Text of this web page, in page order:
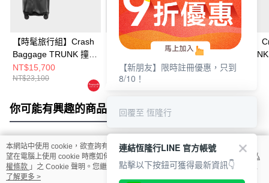
【時髦旅行組】Crash
Baggage TRUNK 撞擊
行李箱 32 吋
+CROSSBODY 輕撞擊
NT$15,700
NT$23,100
【Crash Baggage】
CROSSBODY 輕撞擊
斜背包
NT$3,280
NT$5,300
【夏季出遊組】
Baggage
行李箱 32 吋 紫
NT$15,700
你可能有興趣的商品 全站排行
熱門標籤
本網站中使用 cookie，欲查詢有關本網站使用 cookie 方式之詳情，及若您不希
望在電腦上使用 cookie 時應如何變更電腦的 cookie 設定，請參閱本網站「
隱私
權條款 」之 Cookie 聲明。您繼續使用本網站即表示您同意本公司得按本網站使
用條款之 Cookie 聲明使用 cookie。
了解更多 >
【新朋友】限時註冊優惠，只到
8/10！
回覆至 恆隆行
連結恆隆行LINE 官方帳號
點擊以下按鈕可獲得最新資訊👇